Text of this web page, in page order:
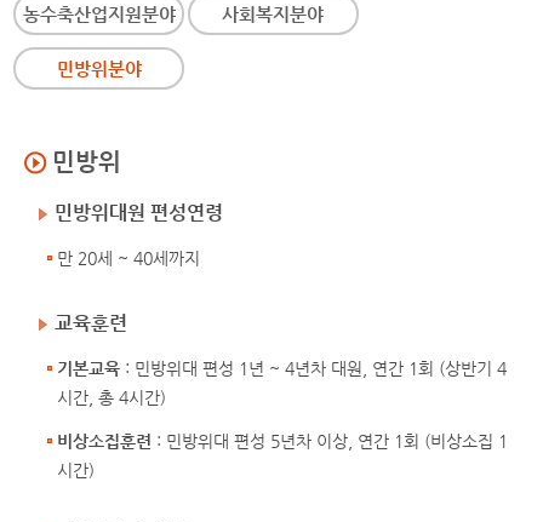
농수축산업지원분야 사회복지분야
민방위분야
민방위
민방위대원 편성연령
만 20세 ~ 40세까지
교육훈련
기본교육 : 민방위대 편성 1년 ~ 4년차 대원, 연간 1회 (상반기 4
시간, 총 4시간)
비상소집훈련 : 민방위대 편성 5년차 이상, 연간 1회 (비상소집 1
시간)